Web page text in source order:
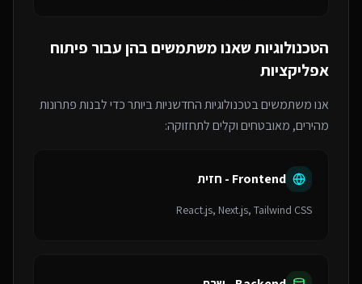
הטכנולוגיות שאנו משתמשים בהן עבור פיתוח
אפליקציות
אנו משתמשים בטכנולוגיות החדשניות ביותר כדי לבנות פתרונות
מהירים, מאובטחים וקלים לתחזוקה:
Frontend - חזית
React.js, Next.js, Tailwind CSS